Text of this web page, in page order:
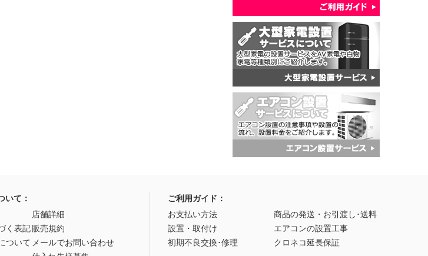
いて：
店舗詳細
く表記販売規約
ついて メールでお問い合わせ
ご利用ガイド：
お支払い方法
商品の発送・お引渡し･送料
設置・取付け
エアコンの設置工事
初期不良交換･修理
クロネコ延長保証